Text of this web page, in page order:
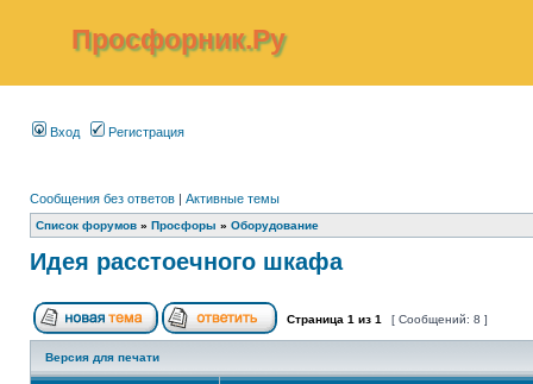
Просфорник.Ру
Вход Регистрация
Сообщения без ответов | Активные темы
Список форумов » Просфоры » Оборудование
Идея расстоечного шкафа
Страница 1 из 1 [ Сообщений: 8 ]
Версия для печати